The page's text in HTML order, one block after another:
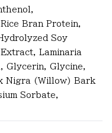
Bran Protein,
Soy
Laminaria
Glycerin, Glycine,
Nigra (Willow) Bark
Sorbate,